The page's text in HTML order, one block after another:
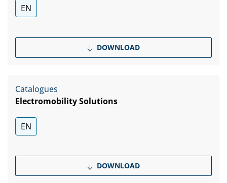
EN
DOWNLOAD
Catalogues
Electromobility Solutions
EN
DOWNLOAD